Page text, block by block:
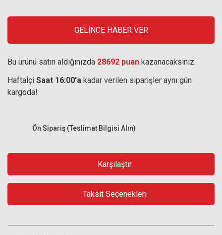
GELİNCE HABER VER
Bu ürünü satın aldığınızda 28692 puan kazanacaksınız.
Haftaİçi Saat 16:00'a kadar verilen siparişler aynı gün
kargoda!
Ön Sipariş (Teslimat Bilgisi Alın)
Karşılaştır
Taksit Seçenekleri